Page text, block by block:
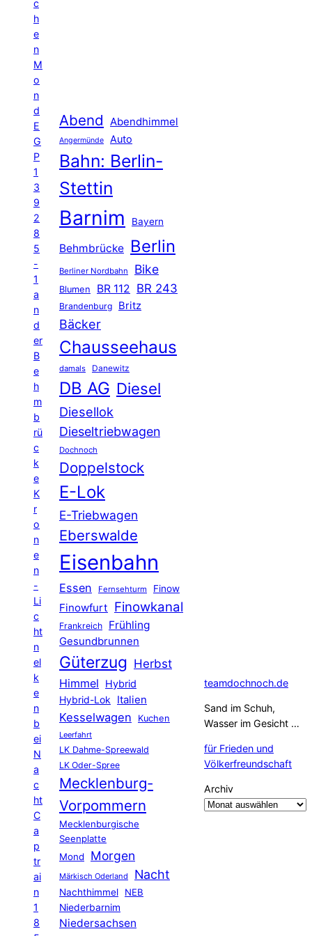
c
h
e
n
M
o
n
d
E
G
P
1
3
9
2
8
5
-
1
a
n
d
er
B
e
h
m
b
rü
c
k
e
K
r
o
n
e
n
-
Li
c
ht
n
el
k
e
n
b
ei
N
a
c
ht
C
a
p
tr
ai
n
1
8
Abend Abendhimmel
Angermünde Auto
Bahn: Berlin-
Stettin
Barnim Bayern
Behmbrücke Berlin
Berliner Nordbahn Bike
Blumen BR 112 BR 243
Brandenburg Britz
Bäcker
Chausseehaus
damals Danewitz
DB AG Diesel
Diesellok
Dieseltriebwagen
Dochnoch
Doppelstock
E-Lok
E-Triebwagen
Eberswalde
Eisenbahn
Essen Fernsehturm Finow
Finowfurt Finowkanal
Frankreich Frühling
Gesundbrunnen
Güterzug Herbst
Himmel
Hybrid
Hybrid-Lok Italien
Kesselwagen Kuchen
Leerfahrt
LK Dahme-Spreewald
LK Oder-Spree
Mecklenburg-
Vorpommern
Mecklenburgische
Seenplatte
Mond
Morgen
Märkisch Oderland Nacht
Nachthimmel
NEB
Niederbarnim
Niedersachsen
teamdochnoch.de
Sand im Schuh,
Wasser im Gesicht …
für Frieden und
Völkerfreundschaft
Archiv